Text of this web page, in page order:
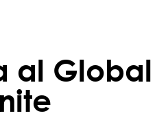
al Global